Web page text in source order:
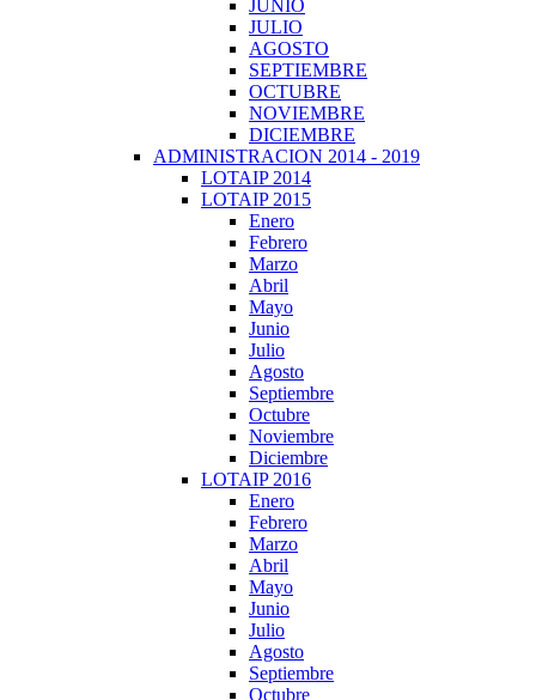
JUNIO
JULIO
AGOSTO
SEPTIEMBRE
OCTUBRE
NOVIEMBRE
DICIEMBRE
ADMINISTRACION 2014 - 2019
LOTAIP 2014
LOTAIP 2015
Enero
Febrero
Marzo
Abril
Mayo
Junio
Julio
Agosto
Septiembre
Octubre
Noviembre
Diciembre
LOTAIP 2016
Enero
Febrero
Marzo
Abril
Mayo
Junio
Julio
Agosto
Septiembre
Octubre